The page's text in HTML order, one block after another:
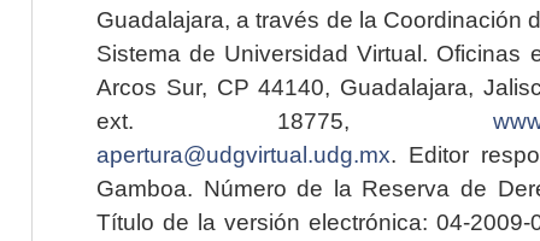
Guadalajara, a través de la Coordinación
Sistema de Universidad Virtual. Oficinas
Arcos Sur, CP 44140, Guadalajara,
ext. 18775,
apertura@udgvirtual.udg.mx. Editor
Gamboa. Número de la Reserva de
Título de la versión electrónica: 04-2009-